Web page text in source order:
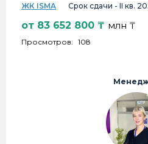
ЖК ISMA Срок сдачи - II кв.
от 83 652 800 ₸ млн ₸
Просмотров: 108